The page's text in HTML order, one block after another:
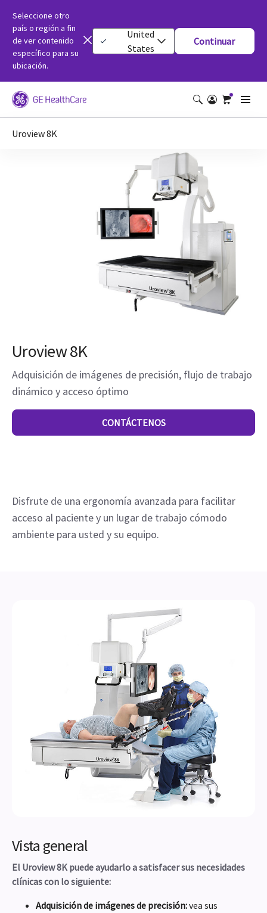
Seleccione otro
país o región a fin
de ver contenido
específico para su
ubicación.
United
States
Continuar
Uroview 8K
Uroview 8K
Adquisición de imágenes de precisión, flujo de trabajo
dinámico y acceso óptimo
CONTÁCTENOS
Disfrute de una ergonomía avanzada para facilitar
acceso al paciente y un lugar de trabajo cómodo
ambiente para usted y su equipo.
Vista general
El Uroview 8K puede ayudarlo a satisfacer sus necesidades
clínicas con lo siguiente:
Adquisición de imágenes de precisión:vea sus